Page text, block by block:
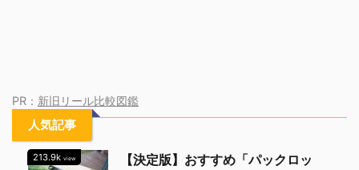
PR： 新旧リール比較図鑑
人気記事
213.9k view
【決定版】おすすめ「パックロッ